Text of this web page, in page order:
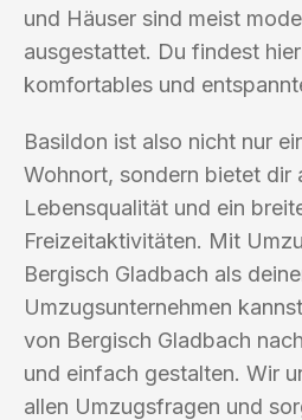
und Häuser sind meist
ausgestattet. Du findest
komfortables und
Basildon ist also nicht nur
Wohnort, sondern bietet dir
Lebensqualität und ein
Freizeitaktivitäten. Mit
Bergisch Gladbach als
Umzugsunternehmen
von Bergisch Gladbach
und einfach gestalten. Wir
allen Umzugsfragen und